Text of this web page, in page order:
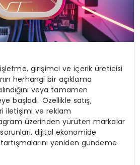
girişimci ve içerik üreticisi
herhangi bir açıklama
veya tamamen
başladı. Özellikle satış,
iletişimi ve reklam
üzerinden yürüten markalar
dijital ekonomide
yeniden gündeme